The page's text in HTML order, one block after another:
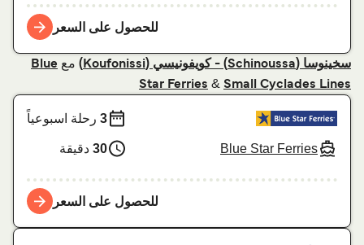
للحصول على السعر
سخينوسا (Schinoussa) - كويفونيسي (Koufonissi) معBlue
Star Ferries &Small Cyclades Lines
Blue Star Ferries
3رحلة اسبوعياً
30دقيقة
للحصول على السعر